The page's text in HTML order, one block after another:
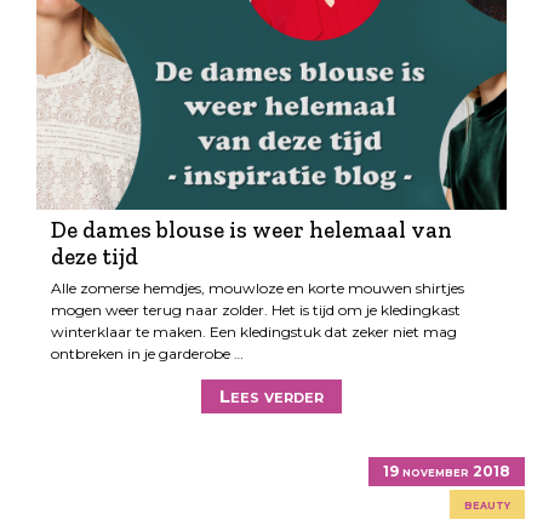
De dames blouse is weer helemaal van
deze tijd
Alle zomerse hemdjes, mouwloze en korte mouwen shirtjes
mogen weer terug naar zolder. Het is tijd om je kledingkast
winterklaar te maken. Een kledingstuk dat zeker niet mag
ontbreken in je garderobe …
Lees verder
19 november 2018
beauty